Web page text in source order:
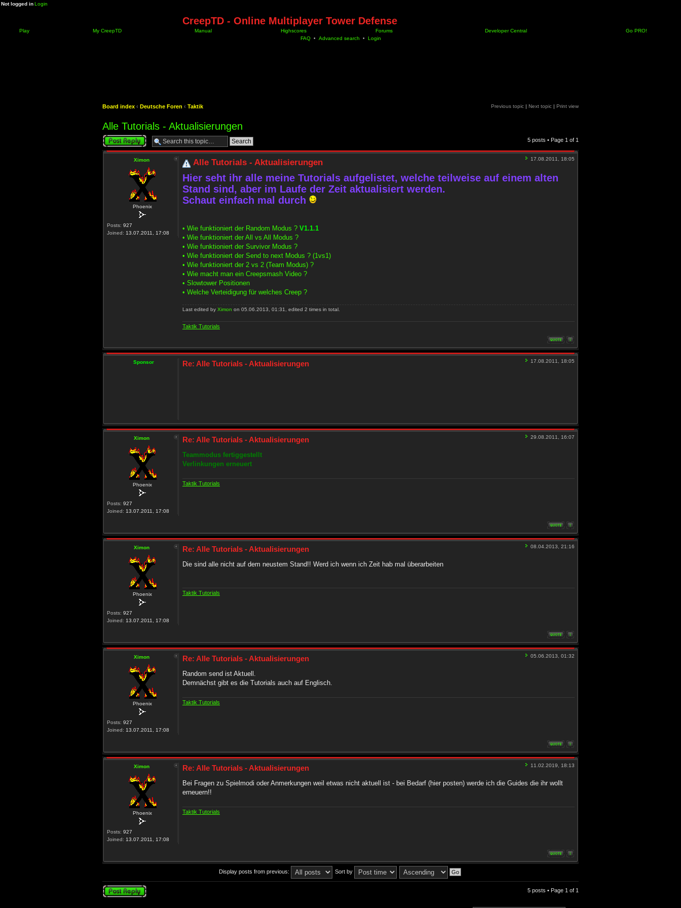
Not logged inLogin
CreepTD - Online Multiplayer Tower Defense
Play My CreepTD Manual Highscores Forums Developer Central
Go PRO!
FAQ • Advanced search • Login
Board index ‹ Deutsche Foren ‹ Taktik Print view
Next topic |
Previous topic |
Alle Tutorials - Aktualisierungen
Post a reply 5 posts • Page 1 of 1
Ximon
Phoenix
Posts: 927
Joined: 13.07.2011, 17:08
17.08.2011, 18:05
Alle Tutorials - Aktualisierungen
Hier seht ihr alle meine Tutorials aufgelistet, welche teilweise auf einem alten
Stand sind, aber im Laufe der Zeit aktualisiert werden.
Schaut einfach mal durch
• Wie funktioniert der Random Modus ? V1.1.1
• Wie funktioniert der All vs All Modus ?
• Wie funktioniert der Survivor Modus ?
• Wie funktioniert der Send to next Modus ? (1vs1)
• Wie funktioniert der 2 vs 2 (Team Modus) ?
• Wie macht man ein Creepsmash Video ?
• Slowtower Positionen
• Welche Verteidigung für welches Creep ?
Last edited by Ximon on 05.06.2013, 01:31, edited 2 times in total.
Taktik Tutorials
Sponsor 17.08.2011, 18:05
Re: Alle Tutorials - Aktualisierungen
Ximon
Phoenix
Posts: 927
Joined: 13.07.2011, 17:08
29.08.2011, 16:07
Re: Alle Tutorials - Aktualisierungen
Teammodus fertiggestellt
Verlinkungen erneuert
Taktik Tutorials
Ximon
Phoenix
Posts: 927
Joined: 13.07.2011, 17:08
08.04.2013, 21:16
Re: Alle Tutorials - Aktualisierungen
Die sind alle nicht auf dem neustem Stand!! Werd ich wenn ich Zeit hab mal überarbeiten
Taktik Tutorials
Ximon
Phoenix
Posts: 927
Joined: 13.07.2011, 17:08
05.06.2013, 01:32
Re: Alle Tutorials - Aktualisierungen
Random send ist Aktuell.
Demnächst gibt es die Tutorials auch auf Englisch.
Taktik Tutorials
Ximon
Phoenix
Posts: 927
Joined: 13.07.2011, 17:08
11.02.2019, 18:13
Re: Alle Tutorials - Aktualisierungen
Bei Fragen zu Spielmodi oder Anmerkungen weil etwas nicht aktuell ist - bei Bedarf (hier posten) werde ich die Guides die ihr wollt
erneuern!!
Taktik Tutorials
Display posts from previous: Sort by
Post a reply 5 posts • Page 1 of 1